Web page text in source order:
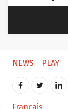
NEWS PLAY
Français